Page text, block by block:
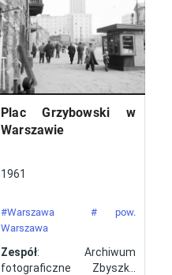
Plac Grzybowski w
Warszawie
1961
#Warszawa
# pow.
Warszawa
Zespół: Archiwum
fotograficzne Zbyszka